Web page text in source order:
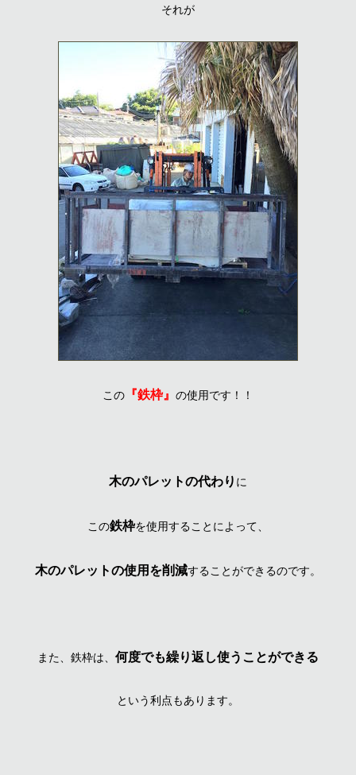
それが
この 『鉄枠』 の使用です！！
木のパレットの代わり に
この鉄枠を使用することによって、
木のパレットの使用を削減することができるのです。
また、鉄枠は、 何度でも繰り返し使うことができる
という利点もあります。